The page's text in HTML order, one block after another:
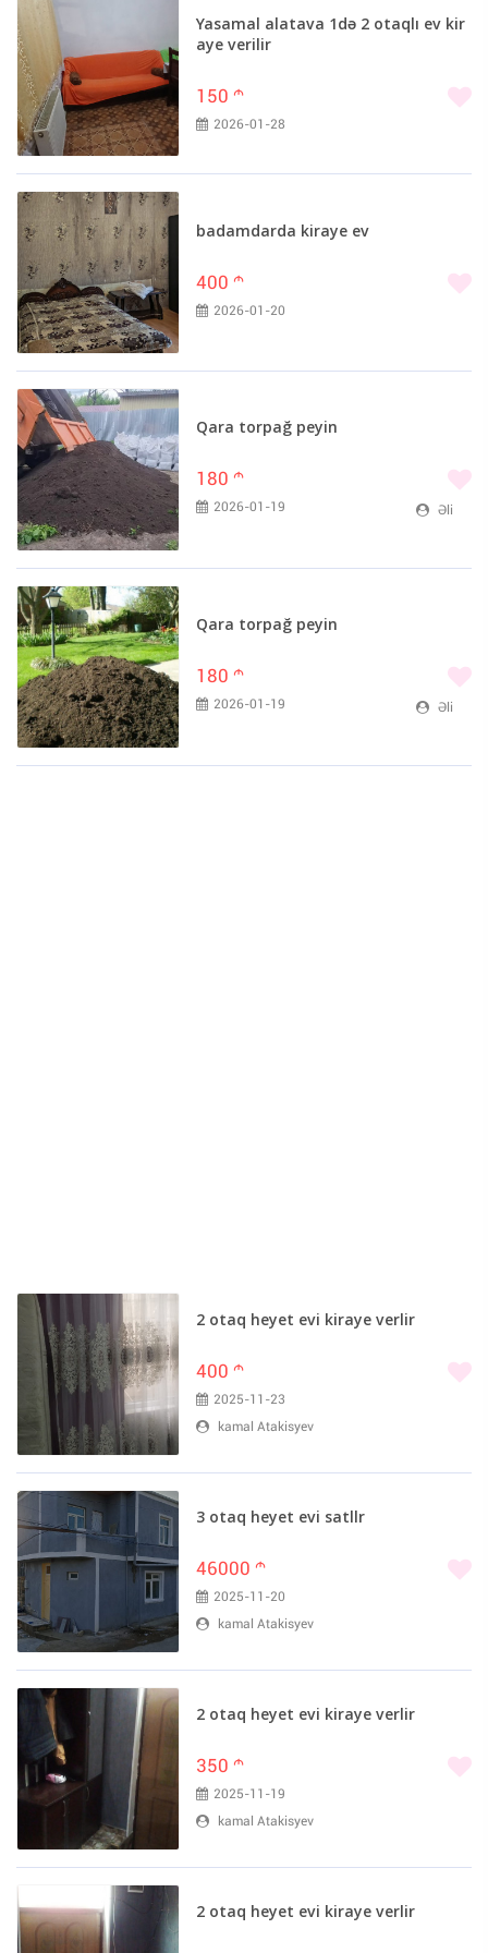
Yasamal alatava 1də 2 otaqlı ev kir
aye verilir
150 m
2026-01-28
badamdarda kiraye ev
400 m
2026-01-20
Qara torpağ peyin
180 m
2026-01-19 Əli
Qara torpağ peyin
180 m
2026-01-19 Əli
2 otaq heyet evi kiraye verlir
400 m
2025-11-23
kamal Atakisyev
3 otaq heyet evi satllr
46000 m
2025-11-20
kamal Atakisyev
2 otaq heyet evi kiraye verlir
350 m
2025-11-19
kamal Atakisyev
2 otaq heyet evi kiraye verlir